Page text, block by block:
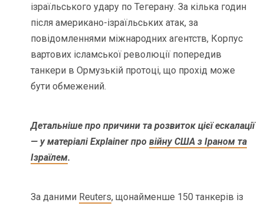
ізраїльського удару по Тегерану. За кілька годин
після американо-ізраїльських атак, за
повідомленнями міжнародних агентств, Корпус
вартових ісламської революції попередив
танкери в Ормузькій протоці, що прохід може
бути обмежений.
Детальніше про причини та розвиток цієї ескалації
— у матеріалі Explainer провійну США з Іраном та
Ізраїлем.
За даними Reuters, щонайменше 150 танкерів із